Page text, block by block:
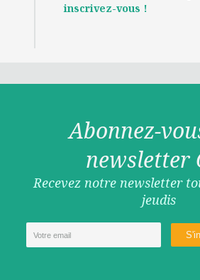
inscrivez-vous !
Abonnez-
newsletter
Recevez notre newsletter
jeudis